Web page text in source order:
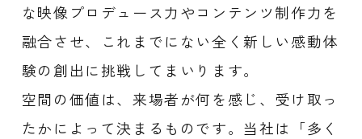
な映像プロデュース力やコンテンツ制作力を
融合させ、これまでにない全く新しい感動体
験の創出に挑戦してまいります。
空間の価値は、来場者が何を感じ、受け取っ
たかによって決まるものです。当社は「多く